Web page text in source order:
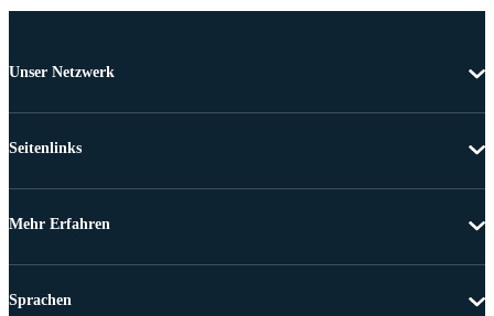
Unser Netzwerk
Seitenlinks
Mehr Erfahren
Sprachen